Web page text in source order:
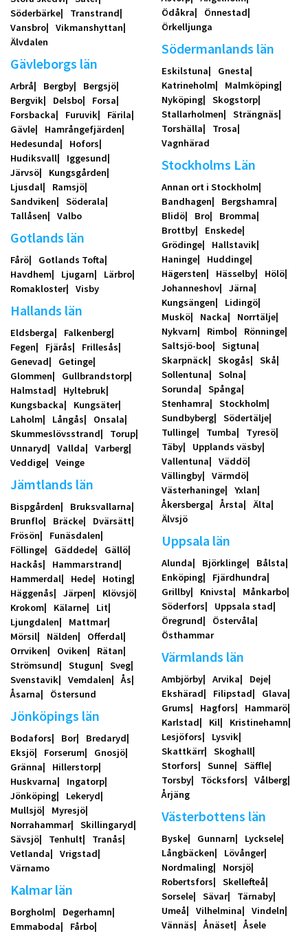
Söderbärke
Transtrand
Vansbro
Vikmanshyttan
Älvdalen
Gävleborgs län
Arbrå Bergby
Bergsjö
Bergvik
Delsbo
Forsa
Forsbacka
Furuvik
Färila
Gävle
Hamrångefjärden
Hedesunda
Hofors
Hudiksvall
Iggesund
Järvsö
Kungsgården
Ljusdal
Ramsjö
Sandviken
Söderala
Tallåsen
Valbo
Gotlands län
Fårö
Gotlands Tofta
Havdhem
Ljugarn
Lärbro
Romakloster
Visby
Hallands län
Eldsberga
Falkenberg
Fegen
Fjärås
Frillesås
Genevad
Getinge
Glommen
Gullbrandstorp
Halmstad
Hyltebruk
Kungsbacka
Kungsäter
Laholm
Långås
Onsala
Skummeslövsstrand
Torup
Unnaryd
Vallda
Varberg
Veddige
Veinge
Jämtlands län
Bispgården
Bruksvallarna
Brunflo
Bräcke
Dvärsätt
Frösön
Funäsdalen
Föllinge
Gäddede
Gällö
Hackås
Hammarstrand
Hammerdal
Hede
Hoting
Häggenås
Järpen
Klövsjö
Krokom
Kälarne
Lit
Ljungdalen
Mattmar
Mörsil
Nälden
Offerdal
Orrviken
Oviken
Rätan
Strömsund
Stugun
Sveg
Svenstavik
Vemdalen
Ås
Åsarna
Östersund
Jönköpings län
Bodafors Bor
Bredaryd
Eksjö
Forserum
Gnosjö
Gränna
Hillerstorp
Huskvarna
Ingatorp
Jönköping
Lekeryd
Mullsjö
Myresjö
Norrahammar
Skillingaryd
Sävsjö
Tenhult
Tranås
Vetlanda
Vrigstad
Värnamo
Kalmar län
Borgholm
Degerhamn
Emmaboda
Fårbo
Ödåkra
Önnestad
Örkelljunga
Södermanlands län
Eskilstuna
Gnesta
Katrineholm
Malmköping
Nyköping
Skogstorp
Stallarholmen
Strängnäs
Torshälla
Trosa
Vagnhärad
Stockholms Län
Annan ort i Stockholm
Bandhagen
Bergshamra
Blidö
Bro
Bromma
Brottby
Enskede
Grödinge
Hallstavik
Haninge
Huddinge
Hägersten
Hässelby
Hölö
Johanneshov
Järna
Kungsängen
Lidingö
Muskö
Nacka
Norrtälje
Nykvarn
Rimbo
Rönninge
Saltsjö-boo
Sigtuna
Skarpnäck
Skogås
Skå
Sollentuna
Solna
Sorunda
Spånga
Stenhamra
Stockholm
Sundbyberg
Södertälje
Tullinge
Tumba
Tyresö
Täby
Upplands väsby
Vallentuna
Väddö
Vällingby
Värmdö
Västerhaninge
Yxlan
Åkersberga
Årsta
Älta
Älvsjö
Uppsala län
Alunda Björklinge
Bålsta
Enköping
Fjärdhundra
Grillby
Knivsta
Månkarbo
Söderfors
Uppsala stad
Öregrund
Östervåla
Östhammar
Värmlands län
Ambjörby Arvika
Deje
Ekshärad
Filipstad
Glava
Grums
Hagfors
Hammarö
Karlstad
Kil
Kristinehamn
Lesjöfors
Lysvik
Skattkärr
Skoghall
Storfors
Sunne
Säffle
Torsby
Töcksfors
Vålberg
Årjäng
Västerbottens län
Byske Gunnarn
Lycksele
Långbäcken
Lövånger
Nordmaling
Norsjö
Robertsfors
Skellefteå
Sorsele
Sävar
Tärnaby
Umeå
Vilhelmina
Vindeln
Vännäs
Ånäset Åsele